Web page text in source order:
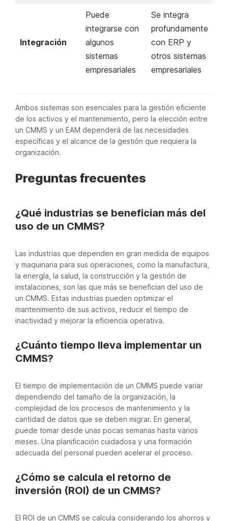
Integración
Puede
integrarse con
algunos
sistemas
empresariales
Se integra
profundamente
con ERP y
otros sistemas
empresariales
Ambos sistemas son esenciales para la gestión eficiente
de los activos y el mantenimiento, pero la elección entre
un CMMS y un EAM dependerá de las necesidades
específicas y el alcance de la gestión que requiera la
organización.
Preguntas frecuentes
¿Qué industrias se benefician más del
uso de un CMMS?
Las industrias que dependen en gran medida de equipos
y maquinaria para sus operaciones, como la manufactura,
la energía, la salud, la construcción y la gestión de
instalaciones, son las que más se benefician del uso de
un CMMS. Estas industrias pueden optimizar el
mantenimiento de sus activos, reducir el tiempo de
inactividad y mejorar la eficiencia operativa.
¿Cuánto tiempo lleva implementar un
CMMS?
El tiempo de implementación de un CMMS puede variar
dependiendo del tamaño de la organización, la
complejidad de los procesos de mantenimiento y la
cantidad de datos que se deben migrar. En general,
puede tomar desde unas pocas semanas hasta varios
meses. Una planificación cuidadosa y una formación
adecuada del personal pueden acelerar el proceso.
¿Cómo se calcula el retorno de
inversión (ROI) de un CMMS?
El ROI de un CMMS se calcula considerando los ahorros y